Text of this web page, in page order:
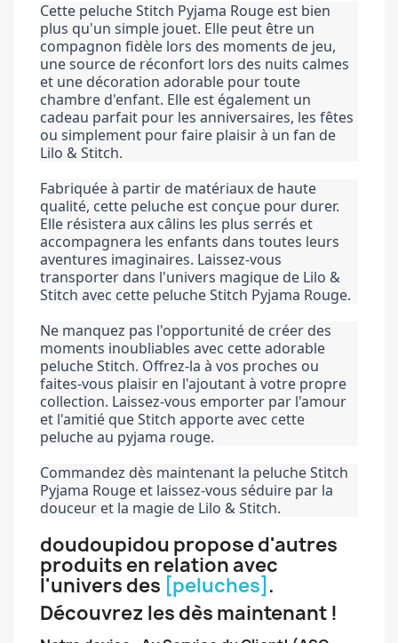
Cette peluche Stitch Pyjama Rouge est bien
plus qu'un simple jouet. Elle peut être un
compagnon fidèle lors des moments de jeu,
une source de réconfort lors des nuits calmes
et une décoration adorable pour toute
chambre d'enfant. Elle est également un
cadeau parfait pour les anniversaires, les fêtes
ou simplement pour faire plaisir à un fan de
Lilo & Stitch.
Fabriquée à partir de matériaux de haute
qualité, cette peluche est conçue pour durer.
Elle résistera aux câlins les plus serrés et
accompagnera les enfants dans toutes leurs
aventures imaginaires. Laissez-vous
transporter dans l'univers magique de Lilo &
Stitch avec cette peluche Stitch Pyjama Rouge.
Ne manquez pas l'opportunité de créer des
moments inoubliables avec cette adorable
peluche Stitch. Offrez-la à vos proches ou
faites-vous plaisir en l'ajoutant à votre propre
collection. Laissez-vous emporter par l'amour
et l'amitié que Stitch apporte avec cette
peluche au pyjama rouge.
Commandez dès maintenant la peluche Stitch
Pyjama Rouge et laissez-vous séduire par la
douceur et la magie de Lilo & Stitch.
doudoupidou propose d'autres
produits en relation avec
l'univers des [peluches] .
Découvrez les dès maintenant !